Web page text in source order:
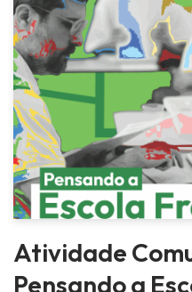
Atividade
Pensando a